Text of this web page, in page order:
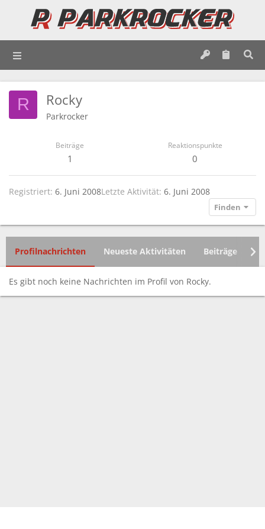
R Rocky
Parkrocker
Beiträge
1
Reaktionspunkte
0
Registriert 6. Juni 2008Letzte Aktivität 6. Juni 2008
Finden
Profilnachrichten Neueste Aktivitäten Beiträge
Es gibt noch keine Nachrichten im Profil von Rocky.